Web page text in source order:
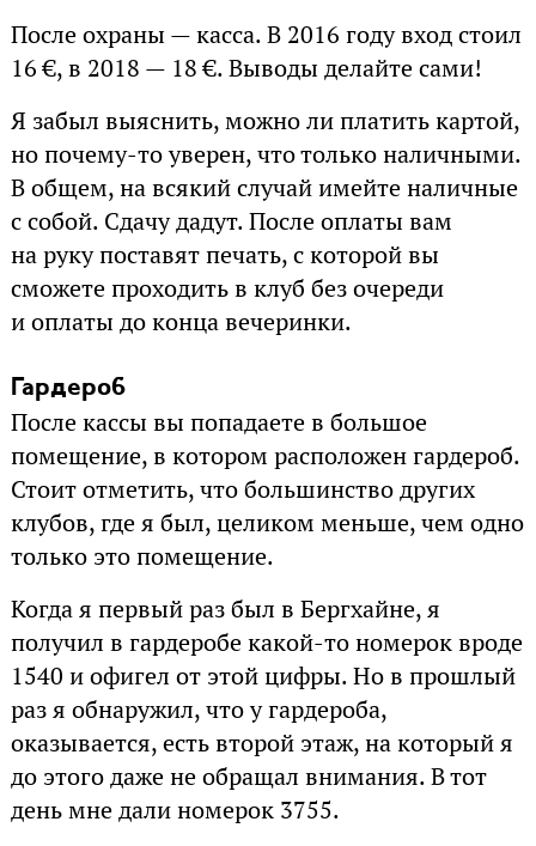
После охраны — касса. В 2016 году вход стоил
16 €, в 2018 — 18 €. Выводы делайте сами!
Я забыл выяснить, можно ли платить картой,
но почему-то уверен, что только наличными.
В общем, на всякий случай имейте наличные
с собой. Сдачу дадут. После оплаты вам
на руку поставят печать, с которой вы
сможете проходить в клуб без очереди
и оплаты до конца вечеринки.
Гардероб
После кассы вы попадаете в большое
помещение, в котором расположен гардероб.
Стоит отметить, что большинство других
клубов, где я был, целиком меньше, чем одно
только это помещение.
Когда я первый раз был в Бергхайне, я
получил в гардеробе какой-то номерок вроде
1540 и офигел от этой цифры. Но в прошлый
раз я обнаружил, что у гардероба,
оказывается, есть второй этаж, на который я
до этого даже не обращал внимания. В тот
день мне дали номерок 3755.